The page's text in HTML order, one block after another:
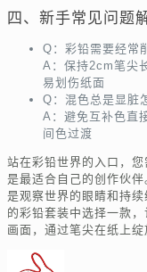
四、新手常见问题
Q：彩铅需要经常
A：保持2cm笔尖
易划伤纸面
Q：混色总是显脏
A：避免互补色直
间色过渡
站在彩铅世界的入口，
是最适合自己的创作伙
是观察世界的眼睛和持
的彩铅套装中选择一款
画面，通过笔尖在纸上绽